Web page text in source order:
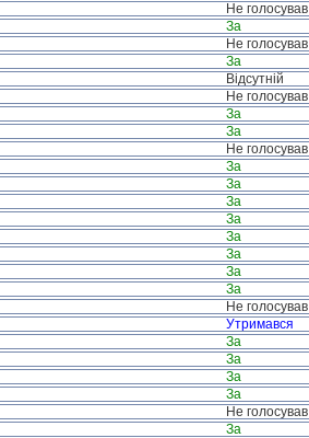
Не голосував
За
Не голосував
За
Відсутній
Не голосував
За
За
Не голосував
За
За
За
За
За
За
За
За
Не голосував
Утримався
За
За
За
За
Не голосував
За